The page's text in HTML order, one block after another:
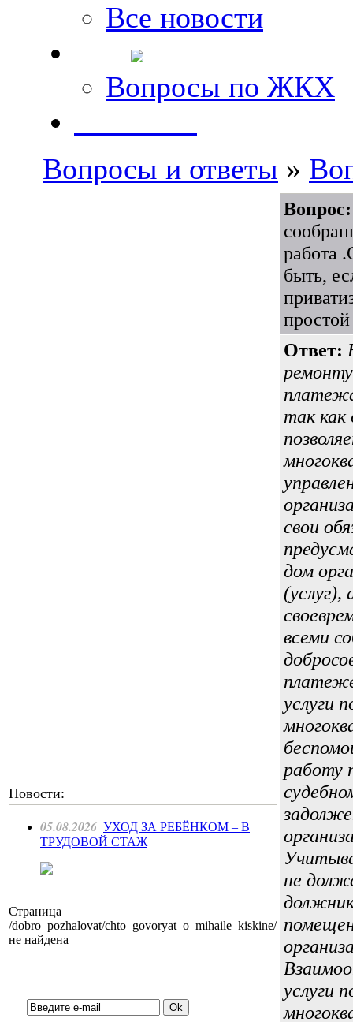
Все новости
Вопросы по ЖКХ
Вопросы и ответы »
Новости:
05.08.2026 УХОД ЗА РЕБЁНКОМ – В
ТРУДОВОЙ СТАЖ
Страница
/dobro_pozhalovat/chto_govoryat_o_mihaile_kiskine/
не найдена
Вопрос:
работа
быть,
Ответ:
так как
свои
дом
(услуг),
всеми
услуги
работу
не
услуги